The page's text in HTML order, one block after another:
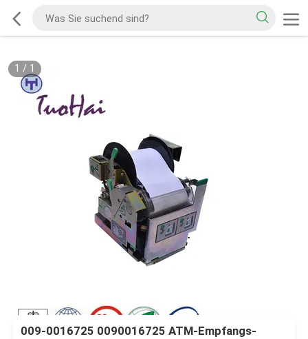
1 / 1
009-0016725 0090016725 ATM-Empfangs-